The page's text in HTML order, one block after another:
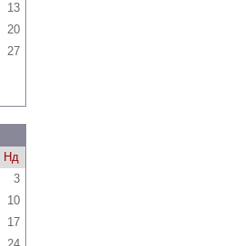
13
20
27
Нд
3
10
17